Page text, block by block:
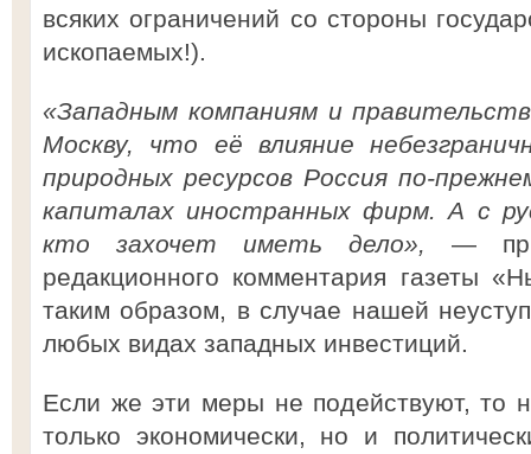
всяких ограничений со стороны
ископаемых!).
«Западным компаниям и
Москву, что её влияние
природных ресурсов Россия по-
капиталах иностранных фирм. А с
кто захочет иметь дело», —
редакционного комментария газеты
таким образом, в случае нашей
любых видах западных инвестиций.
Если же эти меры не подействуют, то
только экономически, но и